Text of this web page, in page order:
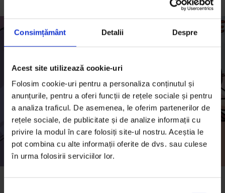
Consimțământ Detalii Despre
Acest site utilizează cookie-uri
Folosim cookie-uri pentru a personaliza conținutul și
anunțurile, pentru a oferi funcții de rețele sociale și pentru
a analiza traficul. De asemenea, le oferim partenerilor de
rețele sociale, de publicitate și de analize informații cu
privire la modul în care folosiți site-ul nostru. Aceștia le
pot combina cu alte informații oferite de dvs. sau culese
în urma folosirii serviciilor lor.